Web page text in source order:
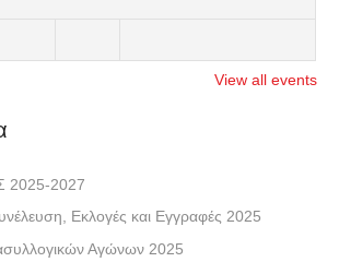
View all events
2025-2027
Εκλογές και Εγγραφές 2025
Αγώνων 2025